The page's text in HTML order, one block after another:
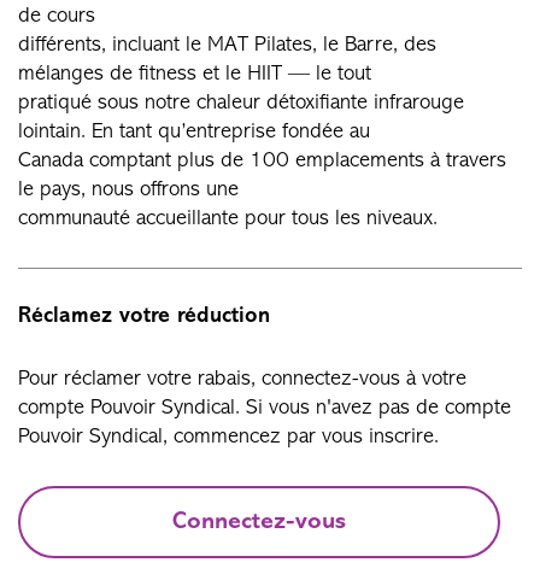
de cours
différents, incluant le MAT Pilates, le Barre, des
mélanges de fitness et le HIIT — le tout
pratiqué sous notre chaleur détoxifiante infrarouge
lointain. En tant qu’entreprise fondée au
Canada comptant plus de 100 emplacements à travers
le pays, nous offrons une
communauté accueillante pour tous les niveaux.
Réclamez votre réduction
Pour réclamer votre rabais, connectez-vous à votre
compte Pouvoir Syndical. Si vous n'avez pas de compte
Pouvoir Syndical, commencez par vous inscrire.
Connectez-vous